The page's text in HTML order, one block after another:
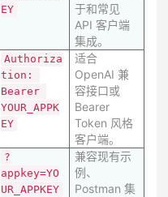
EY
于和常见
API 客户端
集成。
Authoriza
tion:
Bearer
YOUR_APPK
EY
适合
OpenAI 兼
容接口或
Bearer
Token 风格
客户端。
?
appkey=YO
UR_APPKEY
兼容现有示
例、
Postman 集